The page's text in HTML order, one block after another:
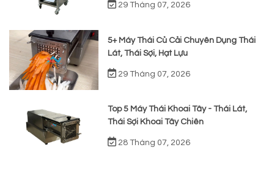
29 Tháng 07, 2026
5+ Máy Thái Củ Cải Chuyên Dụng Thái
Lát, Thái Sợi, Hạt Lựu
29 Tháng 07, 2026
Top 5 Máy Thái Khoai Tây - Thái Lát,
Thái Sợi Khoai Tây Chiên
28 Tháng 07, 2026